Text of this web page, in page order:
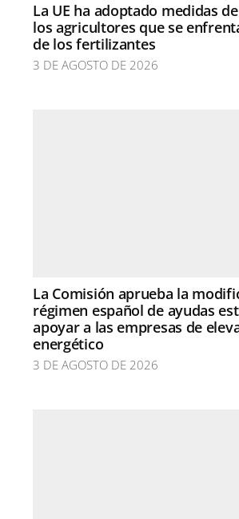
La UE ha adoptado medidas
los agricultores que se
de los fertilizantes
3 DE AGOSTO DE 2026
La Comisión aprueba la
régimen español de ayudas
apoyar a las empresas de
energético
3 DE AGOSTO DE 2026